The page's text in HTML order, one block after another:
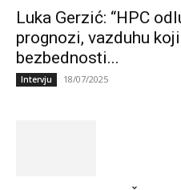
Luka Gerzić: “HPC
prognozi, vazduhu
bezbednosti...
Intervju 18/07/2025